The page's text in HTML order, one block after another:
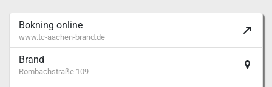
Bokning online
www.tc-aachen-brand.de
Brand
Rombachstraße 109